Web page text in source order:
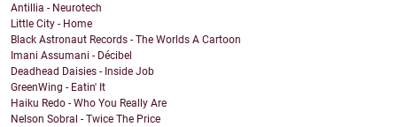
Antillia - Neurotech
Little City - Home
Black Astronaut Records - The Worlds A Cartoon
Imani Assumani - Décibel
Deadhead Daisies - Inside Job
GreenWing - Eatin' It
Haiku Redo - Who You Really Are
Nelson Sobral - Twice The Price